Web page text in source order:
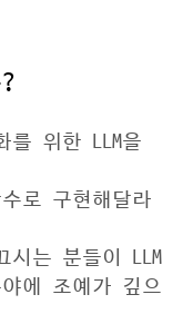
를 위한 LLM을
로 구현해달라
시는 분들이 LLM
에 조예가 깊으